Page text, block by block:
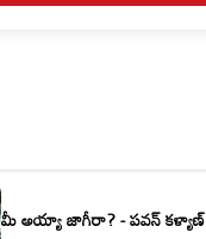
మీ అయ్యా జాగీరా? - పవన్ కళ్యాణ్